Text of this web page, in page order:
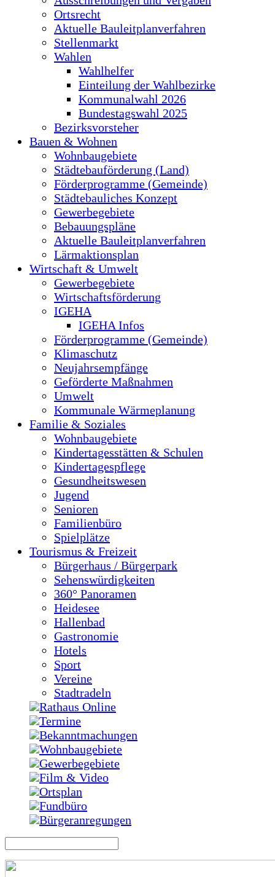
Ortsrecht
Aktuelle Bauleitplanverfahren
Stellenmarkt
Wahlen
Wahlhelfer
Einteilung der Wahlbezirke
Kommunalwahl 2026
Bundestagswahl 2025
Bezirksvorsteher
Bauen & Wohnen
Wohnbaugebiete
Städtebauförderung (Land)
Förderprogramme (Gemeinde)
Städtebauliches Konzept
Gewerbegebiete
Bebauungspläne
Aktuelle Bauleitplanverfahren
Lärmaktionsplan
Wirtschaft & Umwelt
Gewerbegebiete
Wirtschaftsförderung
IGEHA
IGEHA Infos
Förderprogramme (Gemeinde)
Klimaschutz
Neujahrsempfänge
Geförderte Maßnahmen
Umwelt
Kommunale Wärmeplanung
Familie & Soziales
Wohnbaugebiete
Kindertagesstätten & Schulen
Kindertagespflege
Gesundheitswesen
Jugend
Senioren
Familienbüro
Spielplätze
Tourismus & Freizeit
Bürgerhaus / Bürgerpark
Sehenswürdigkeiten
360° Panoramen
Heidesee
Hallenbad
Gastronomie
Hotels
Sport
Vereine
Stadtradeln
Rathaus Online
Termine
Bekanntmachungen
Wohnbaugebiete
Gewerbegebiete
Film & Video
Ortsplan
Fundbüro
Bürgeranregungen